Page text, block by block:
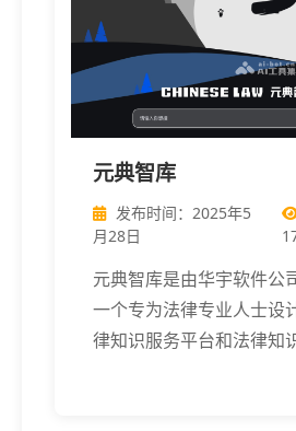
元典智库
发布时间：2025年5
月28日
元典智库是由华宇软件公
一个专为法律专业人士设
律知识服务平台和法律知